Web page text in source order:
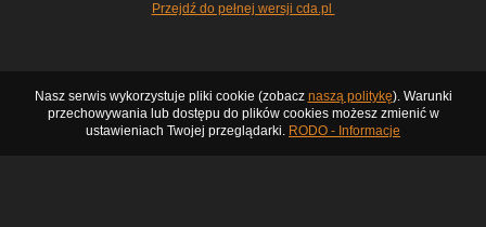
Przejdź do pełnej wersji cda.pl
Nasz serwis wykorzystuje pliki cookie (zobacz naszą politykę). Warunki
przechowywania lub dostępu do plików cookies możesz zmienić w
ustawieniach Twojej przeglądarki. RODO - Informacje